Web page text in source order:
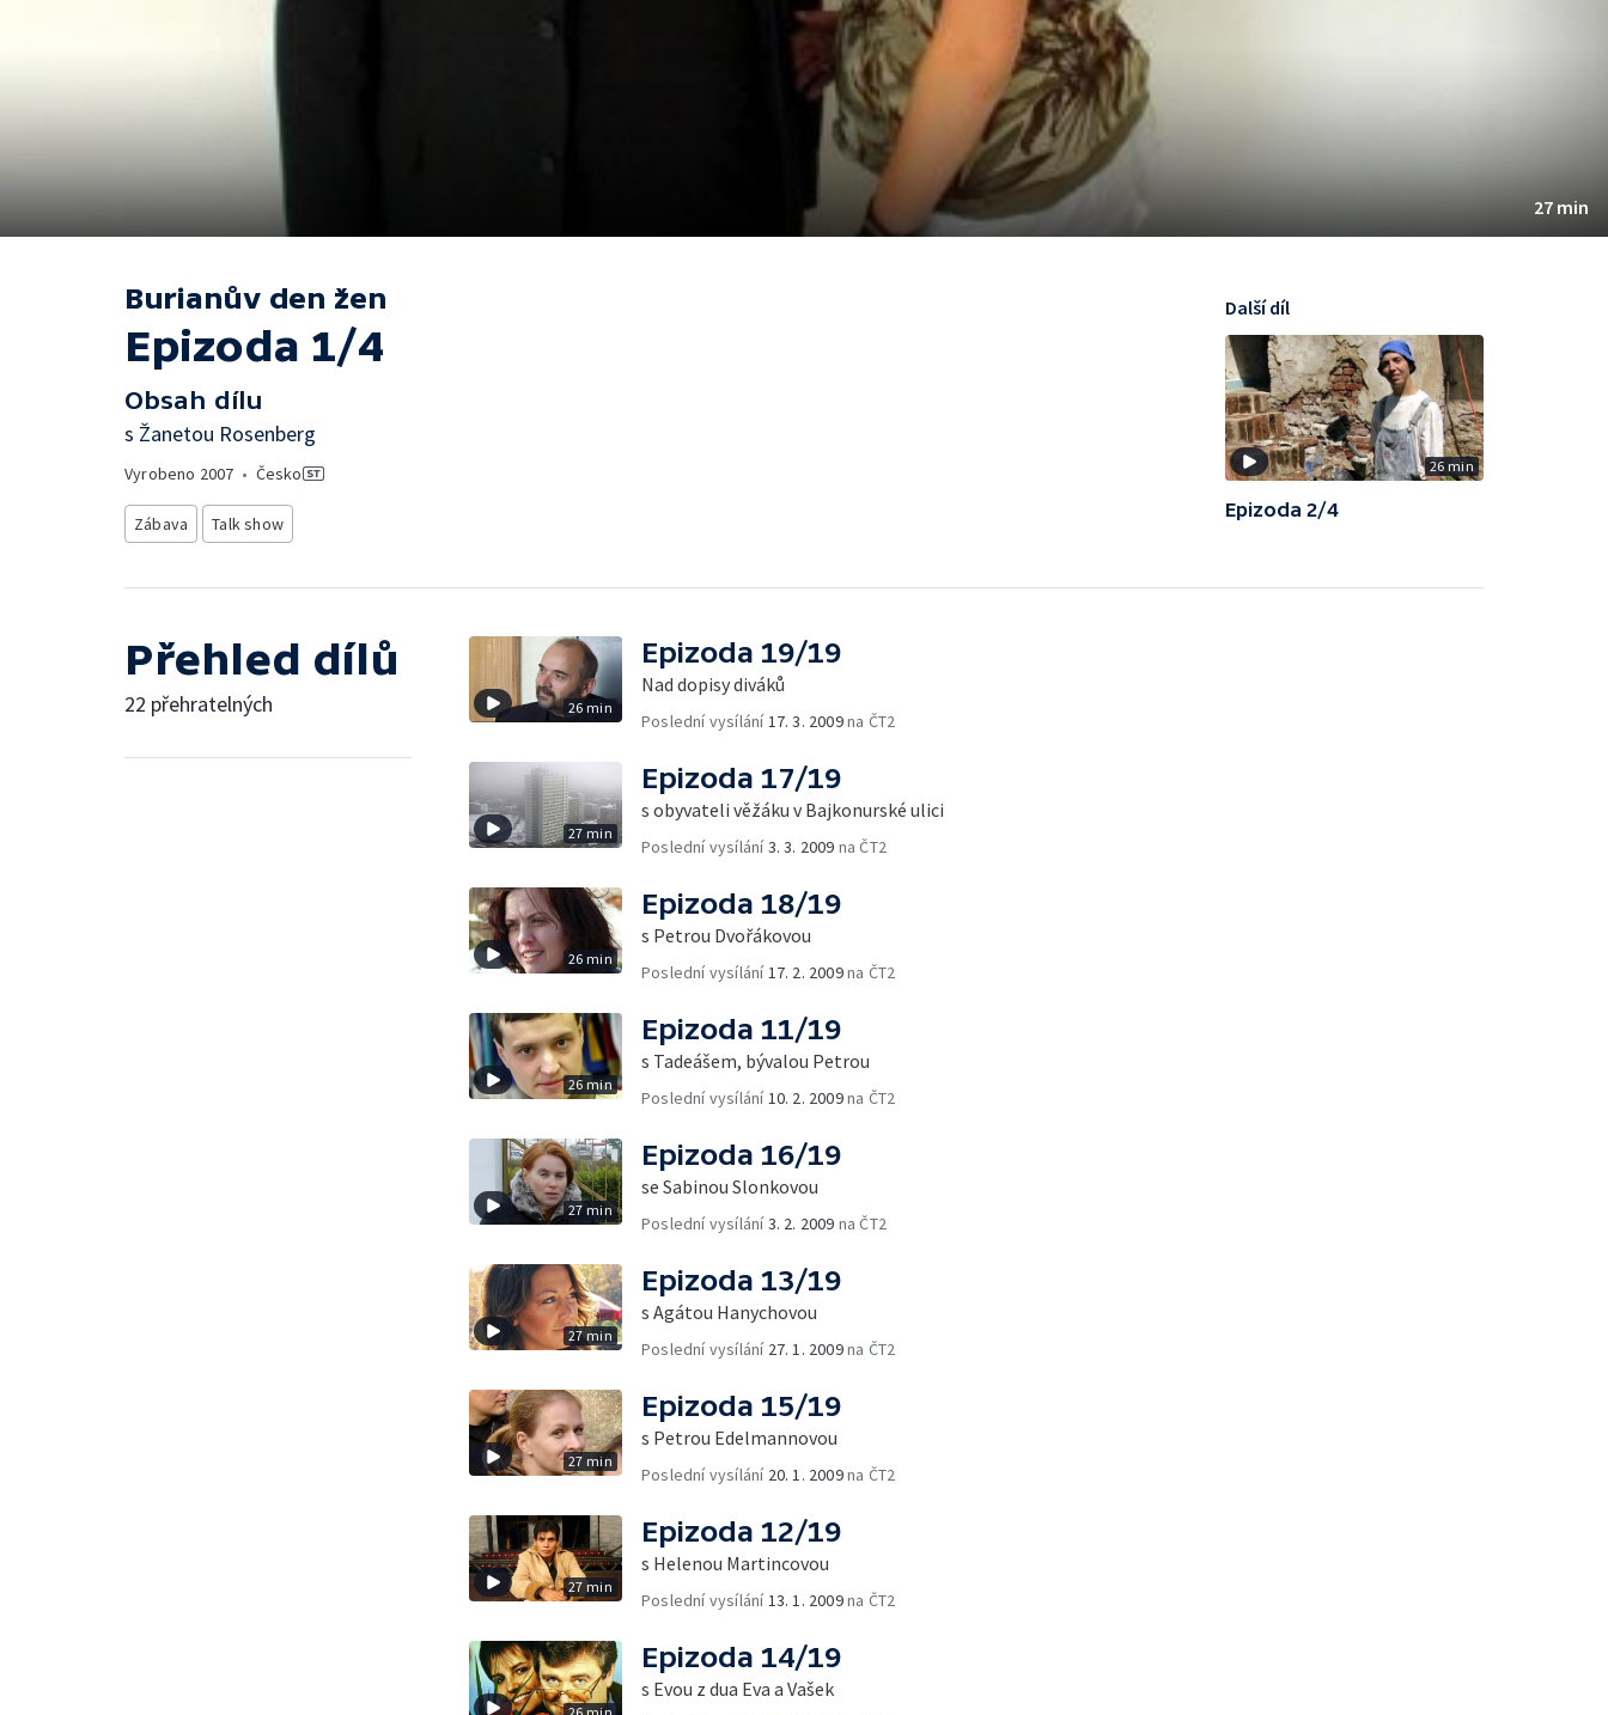
27 min
Burianův den žen
Epizoda 1/4
Obsah dílu
s Žanetou Rosenberg
Vyrobeno 2007 • Česko
Zábava Talk show
26 min
Další díl
Epizoda 2/4
Přehled dílů
22 přehratelných 26 min
Epizoda 19/19
Nad dopisy diváků
Poslední vysílání 17. 3. 2009na ČT2
27 min
Epizoda 17/19
s obyvateli věžáku v Bajkonurské ulici
Poslední vysílání3. 3. 2009 na ČT2
26 min
Epizoda 18/19
s Petrou Dvořákovou
Poslední vysílání 17. 2. 2009na ČT2
26 min
Epizoda 11/19
s Tadeášem, bývalou Petrou
Poslední vysílání 10. 2. 2009na ČT2
27 min
Epizoda 16/19
se Sabinou Slonkovou
Poslední vysílání3. 2. 2009 na ČT2
27 min
Epizoda 13/19
s Agátou Hanychovou
Poslední vysílání 27. 1. 2009na ČT2
27 min
Epizoda 15/19
s Petrou Edelmannovou
Poslední vysílání 20. 1. 2009na ČT2
27 min
Epizoda 12/19
s Helenou Martincovou
Poslední vysílání 13. 1. 2009na ČT2
26 min
Epizoda 14/19
s Evou z dua Eva a Vašek